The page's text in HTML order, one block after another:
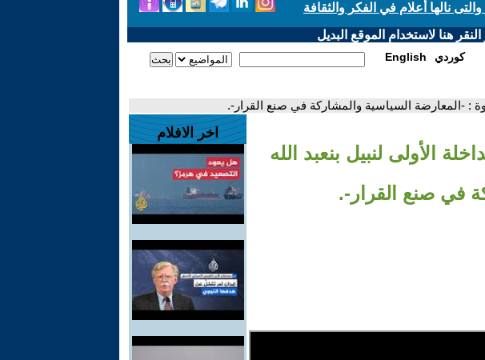
نالها أعلام في الفكر والثقافة
هنا لاستخدام الموقع البديل
English كوردي
: -المعارضة السياسية والمشاركة في صنع القرار-.
الأولى لنبيل بنعبد الله
في صنع القرار-.
اخر الافلام